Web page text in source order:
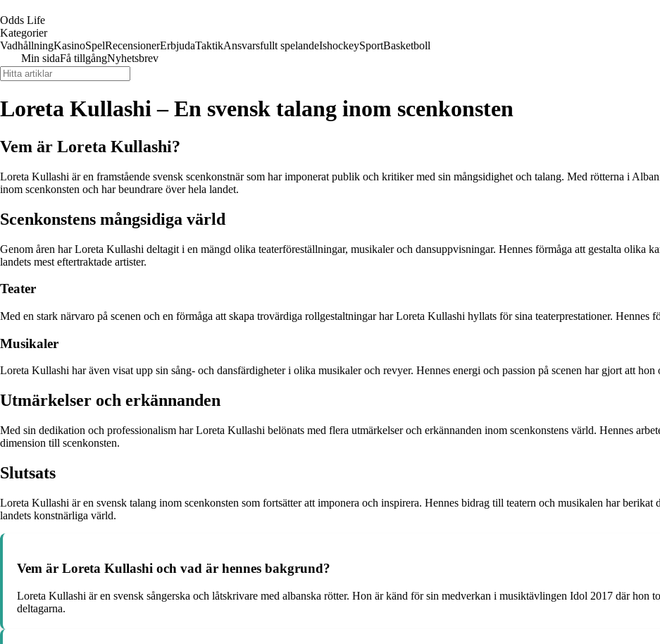
Odds Life
Kategorier
VadhållningKasinoSpelRecensionerErbjudaTaktikAnsvarsfullt spelandeIshockeySportBasketboll
Min sidaFå tillgångNyhetsbrev
Loreta Kullashi – En svensk talang inom scenkonsten
Vem är Loreta Kullashi?
Loreta Kullashi är en framstående svensk scenkonstnär som har imponerat publik och kritiker med sin mångsidighet och talang. Med rötterna i
inom scenkonsten och har beundrare över hela landet.
Scenkonstens mångsidiga värld
Genom åren har Loreta Kullashi deltagit i en mängd olika teaterföreställningar, musikaler och dansuppvisningar. Hennes förmåga att gestalta olika
landets mest eftertraktade artister.
Teater
Med en stark närvaro på scenen och en förmåga att skapa trovärdiga rollgestaltningar har Loreta Kullashi hyllats för sina teaterprestationer.
Musikaler
Loreta Kullashi har även visat upp sin sång- och dansfärdigheter i olika musikaler och revyer. Hennes energi och passion på scenen har gjort att hon
Utmärkelser och erkännanden
Med sin dedikation och professionalism har Loreta Kullashi belönats med flera utmärkelser och erkännanden inom scenkonstens värld. Hennes
dimension till scenkonsten.
Slutsats
Loreta Kullashi är en svensk talang inom scenkonsten som fortsätter att imponera och inspirera. Hennes bidrag till teatern och musikalen har
landets konstnärliga värld.
Vem är Loreta Kullashi och vad är hennes bakgrund?
Loreta Kullashi är en svensk sångerska och låtskrivare med albanska rötter. Hon är känd för sin medverkan i musiktävlingen Idol 2017 där hon
deltagarna.